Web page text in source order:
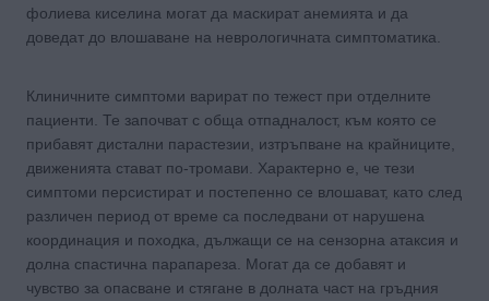
фолиева киселина могат да маскират анемията и да
доведат до влошаване на неврологичната симптоматика.
Клиничните симптоми варират по тежест при отделните
пациенти. Те започват с обща отпадналост, към която се
прибавят дистални парастезии, изтръпване на крайниците,
движенията стават по-тромави. Характерно е, че тези
симптоми персистират и постепенно се влошават, като след
различен период от време са последвани от нару­шена
координация и походка, дължащи се на сензорна атак­сия и
долна спастична парапареза. Могат да се добавят и
чувство за опасване и стягане в долната част на гръдния